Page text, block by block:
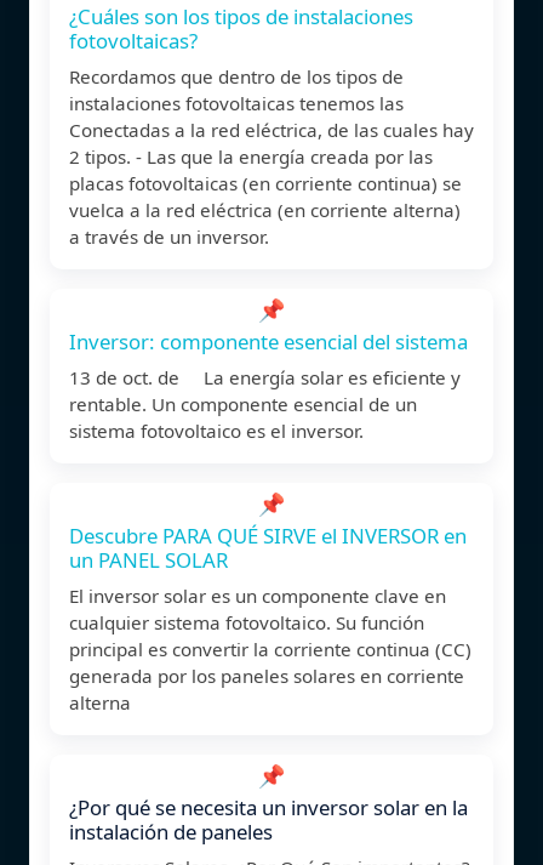
¿Cuáles son los tipos de instalaciones
fotovoltaicas?
Recordamos que dentro de los tipos de
instalaciones fotovoltaicas tenemos las
Conectadas a la red eléctrica, de las cuales hay
2 tipos. - Las que la energía creada por las
placas fotovoltaicas (en corriente continua) se
vuelca a la red eléctrica (en corriente alterna)
a través de un inversor.
📌
Inversor: componente esencial del sistema
13 de oct. de La energía solar es eficiente y
rentable. Un componente esencial de un
sistema fotovoltaico es el inversor.
📌
Descubre PARA QUÉ SIRVE el INVERSOR en
un PANEL SOLAR
El inversor solar es un componente clave en
cualquier sistema fotovoltaico. Su función
principal es convertir la corriente continua (CC)
generada por los paneles solares en corriente
alterna
📌
¿Por qué se necesita un inversor solar en la
instalación de paneles